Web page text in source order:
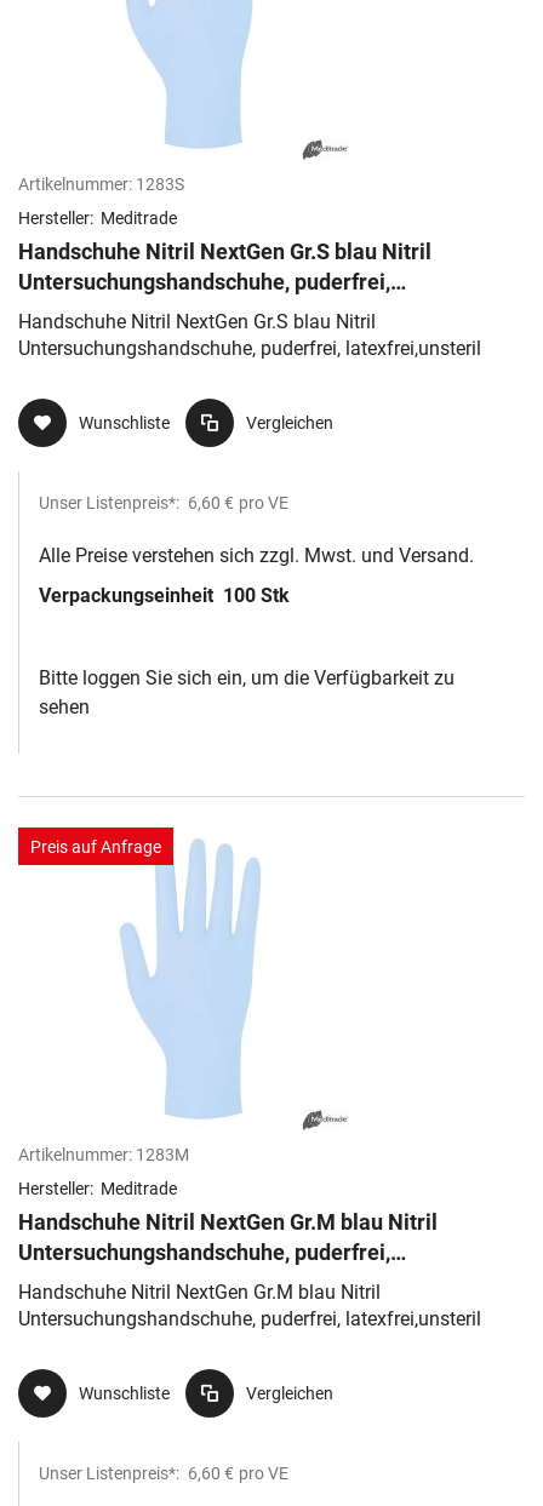
Artikelnummer: 1283S
Hersteller: Meditrade
Handschuhe Nitril NextGen Gr.S blau Nitril
Untersuchungshandschuhe, puderfrei,
latexfrei,unsteril
Handschuhe Nitril NextGen Gr.S blau Nitril
Untersuchungshandschuhe, puderfrei, latexfrei,unsteril
Wunschliste Vergleichen
Unser Listenpreis*: 6,60 € pro VE
Alle Preise verstehen sich zzgl. Mwst. und Versand.
Verpackungseinheit 100 Stk
Bitte loggen Sie sich ein, um die Verfügbarkeit zu
sehen
Preis auf Anfrage
Artikelnummer: 1283M
Hersteller: Meditrade
Handschuhe Nitril NextGen Gr.M blau Nitril
Untersuchungshandschuhe, puderfrei,
latexfrei,unsteril
Handschuhe Nitril NextGen Gr.M blau Nitril
Untersuchungshandschuhe, puderfrei, latexfrei,unsteril
Wunschliste Vergleichen
Unser Listenpreis*: 6,60 € pro VE